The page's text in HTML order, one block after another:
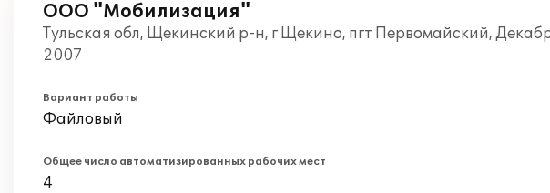
ООО "Мобилизация"
Тульская обл, Щекинский р-н, г Щекино, пгт Первомайский,
2007
Вариант работы
Файловый
Общее число автоматизированных рабочих мест
4